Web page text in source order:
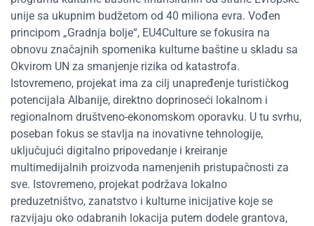
unije sa ukupnim budžetom od 40 miliona evra. Vođen
principom „Gradnja bolje“, EU4Culture se fokusira na
obnovu značajnih spomenika kulturne baštine u skladu sa
Okvirom UN za smanjenje rizika od katastrofa.
Istovremeno, projekat ima za cilj unapređenje turističkog
potencijala Albanije, direktno doprinoseći lokalnom i
regionalnom društveno-ekonomskom oporavku. U tu svrhu,
poseban fokus se stavlja na inovativne tehnologije,
uključujući digitalno pripovedanje i kreiranje
multimedijalnih proizvoda namenjenih pristupačnosti za
sve. Istovremeno, projekat podržava lokalno
preduzetništvo, zanatstvo i kulturne inicijative koje se
razvijaju oko odabranih lokacija putem dodele grantova,